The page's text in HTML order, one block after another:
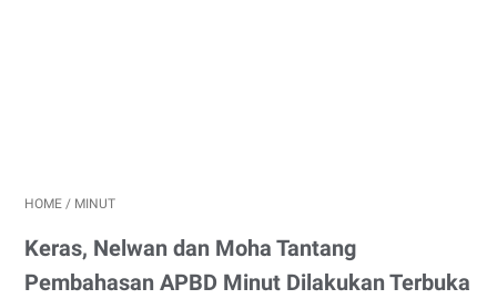
HOME / MINUT
Keras, Nelwan dan Moha Tantang
Pembahasan APBD Minut Dilakukan Terbuka